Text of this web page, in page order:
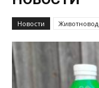
Новости